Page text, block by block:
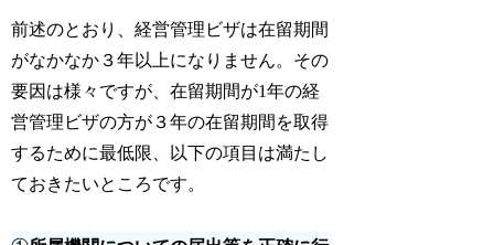
前述のとおり、経営管理ビザは在留期間
がなかなか３年以上になりません。その
要因は様々ですが、在留期間が1年の経
営管理ビザの方が３年の在留期間を取得
するために最低限、以下の項目は満たし
ておきたいところです。